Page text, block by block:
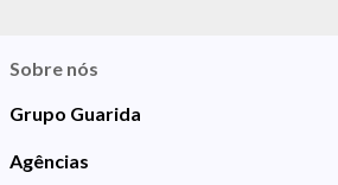
Sobre nós
Grupo Guarida
Agências